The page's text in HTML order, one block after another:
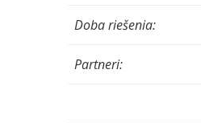
Doba riešenia:
Partneri: